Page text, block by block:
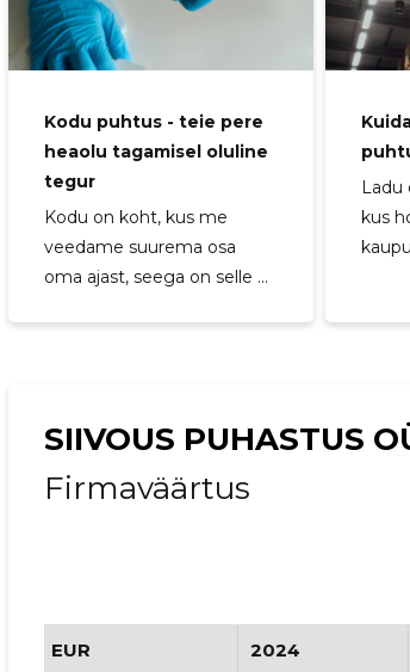
Kodu puhtus - teie pere
heaolu tagamisel oluline
tegur
Kodu on koht, kus me
veedame suurema osa
oma ajast, seega on selle ...
kus
SIIVOUS PUHASTUS
Firmaväärtus
EUR 2024